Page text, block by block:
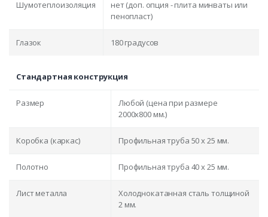
Шумотеплоизоляция
нет (доп. опция - плита минваты или
пенопласт)
Глазок 180 градусов
Стандартная конструкция
Размер
Любой (цена при размере
2000x800 мм.)
Коробка (каркас) Профильная труба 50 х 25 мм.
Полотно Профильная труба 40 х 25 мм.
Лист металла
Холоднокатанная сталь толщиной
2 мм.